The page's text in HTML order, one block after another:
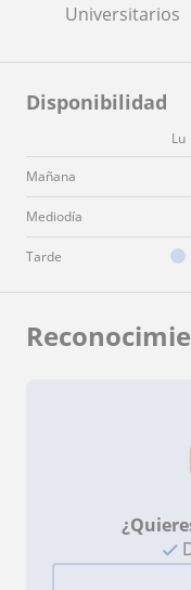
Universitarios
Disponibilidad
Lu
Mañana
Mediodía
Tarde